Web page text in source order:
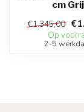
cm
€1.345,00
Op
2-5